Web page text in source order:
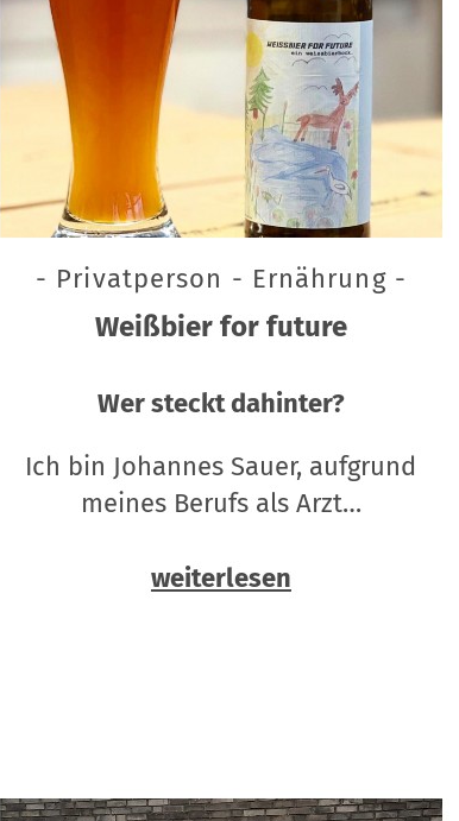
- Privatperson - Ernährung -
Weißbier for future
Wer steckt dahinter?
Ich bin Johannes Sauer, aufgrund
meines Berufs als Arzt…
weiterlesen